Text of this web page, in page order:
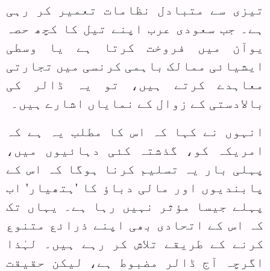
تیزی سے متبادل نظامات تعمیر کر رہی
ہے۔ جب سعودی عرب اپنے تیل کا کچھ حصہ
یوآن میں فروخت کرتا ہے یا وسطی
ایشیائی ممالک باہمی کرنسی میں تجارتی
معاہدے کرتے ہیں، تو یہ ڈالر کی
بالادستی کے زوال کے نمایاں اشارے ہیں۔
انہوں نے کہا کہ اس کا مطلب یہ ہے کہ
امریکہ کو، گذشتہ کئی دہائیوں میں،
پہلی بار یہ تسلیم کرنا ہوگا کہ اس کے
پابندیوں اور مالی دباؤ کا 'ہتھیار' اب
پہلے جیسا مؤثر نہیں رہا ہے۔ یہاں تک
کہ اس کے اتحادی بھی اپنے ذرائع متنوع
کرنے کے طریقے تلاش کر رہے ہیں۔ لہٰذا
اگرچہ آج ڈالر مضبوط ہے، لیکن حقیقت